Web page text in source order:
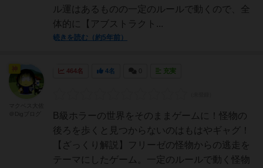
ル運はあるものの一定のルールで動くので、全
体的に【アブストラクト...
続きを読む（約5年前）
464名 4名 充実
B級ホラーの世界をそのままゲームに！怪物の
後ろを歩くと見つからないのはもはやギャグ！
【ざっくり解説】フリーゼの怪物からの逃走を
テーマにしたゲーム。一定のルールで動く怪物
神